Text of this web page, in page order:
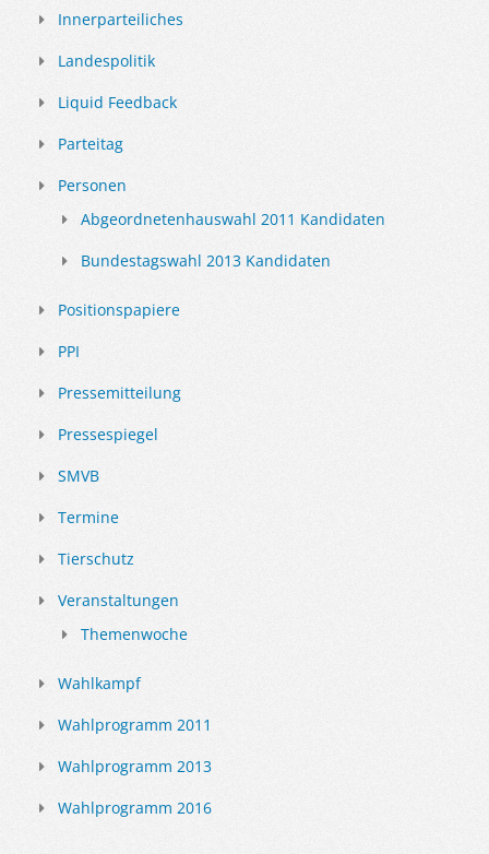
Innerparteiliches
Landespolitik
Liquid Feedback
Parteitag
Personen
Abgeordnetenhauswahl 2011 Kandidaten
Bundestagswahl 2013 Kandidaten
Positionspapiere
PPI
Pressemitteilung
Pressespiegel
SMVB
Termine
Tierschutz
Veranstaltungen
Themenwoche
Wahlkampf
Wahlprogramm 2011
Wahlprogramm 2013
Wahlprogramm 2016